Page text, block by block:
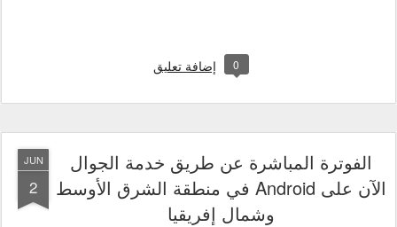
0 إضافة تعليق
JUN
2
الفوترة المباشرة عن طريق خدمة الجوال
الآن على Android في منطقة الشرق الأوسط
وشمال إفريقيا